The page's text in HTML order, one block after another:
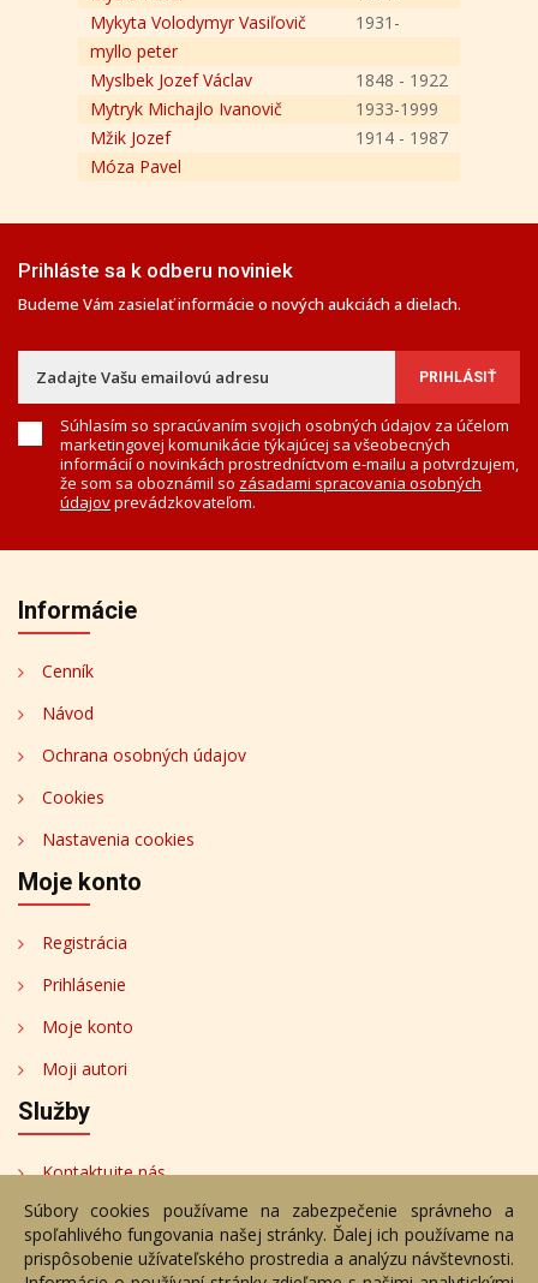
Mykyta Volodymyr Vasiľovič
1931-
myllo peter
Myslbek Jozef Václav
1848 - 1922
Mytryk Michajlo Ivanovič
1933-1999
Mžik Jozef
1914 - 1987
Móza Pavel
Prihláste sa k odberu noviniek
Budeme Vám zasielať informácie o nových aukciách a dielach.
Súhlasím so spracúvaním svojich osobných údajov za účelom
marketingovej komunikácie týkajúcej sa všeobecných
informácií o novinkách prostredníctvom e-mailu a potvrdzujem,
že som sa oboznámil so zásadami spracovania osobných
údajovprevádzkovateľom.
Informácie
Cenník
Návod
Ochrana osobných údajov
Cookies
Nastavenia cookies
Moje konto
Registrácia
Prihlásenie
Moje konto
Moji autori
Služby
Kontaktujte nás
Bezplatné poradenstvo
Adresa
Súbory cookies používame na zabezpečenie správneho a
spoľahlivého fungovania našej stránky. Ďalej ich používame na
prispôsobenie užívateľského prostredia a analýzu návštevnosti.